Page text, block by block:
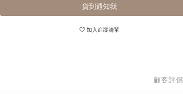
貨到通知我
加入追蹤清單
顧客評價